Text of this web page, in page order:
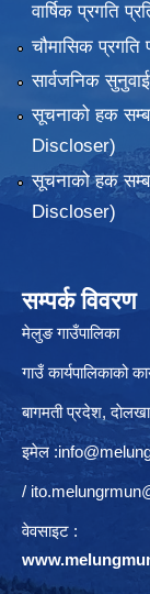
वार्षिक प्रगति
चौमासिक प्रगति
सार्वजनिक सुनुवाई
सूचनाको हक
Discloser)
सूचनाको हक
Discloser)
सम्पर्क विवरण
मेलुङ गाउँपालिका
गाउँ कार्यपालिकाको
बागमती प्रदेश, दाेलखा
इमेल :
/
वेवसाइट :